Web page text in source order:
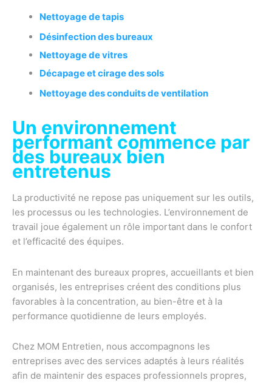
Nettoyage de tapis
Désinfection des bureaux
Nettoyage de vitres
Décapage et cirage des sols
Nettoyage des conduits de ventilation
Un environnement
performant commence par
des bureaux bien
entretenus
La productivité ne repose pas uniquement sur les outils,
les processus ou les technologies. L’environnement de
travail joue également un rôle important dans le confort
et l’efficacité des équipes.
En maintenant des bureaux propres, accueillants et bien
organisés, les entreprises créent des conditions plus
favorables à la concentration, au bien-être et à la
performance quotidienne de leurs employés.
Chez MOM Entretien, nous accompagnons les
entreprises avec des services adaptés à leurs réalités
afin de maintenir des espaces professionnels propres,